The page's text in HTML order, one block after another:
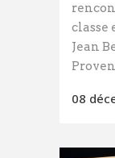
classe
Jean
08